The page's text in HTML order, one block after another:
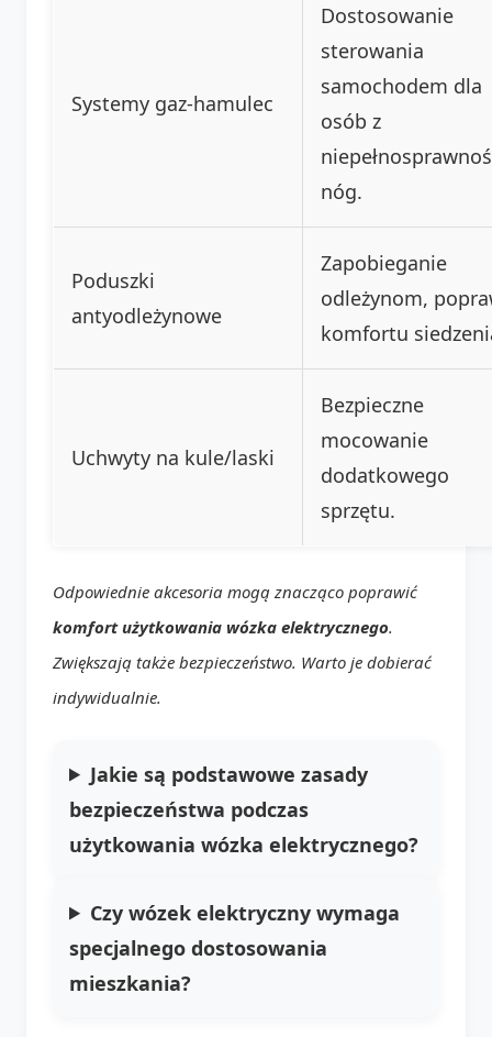
Systemy gaz-hamulec
Dostosowanie
sterowania
samochodem dla
osób z
nóg.
Poduszki
antyodleżynowe
Zapobieganie
odleżynom,
komfortu
Uchwyty na kule/laski
Bezpieczne
mocowanie
dodatkowego
sprzętu.
Odpowiednie akcesoria mogą znacząco poprawić
komfort użytkowania wózka elektrycznego.
Zwiększają także bezpieczeństwo. Warto je dobierać
indywidualnie.
Jakie są podstawowe zasady
bezpieczeństwa podczas
użytkowania wózka elektrycznego?
Czy wózek elektryczny wymaga
specjalnego dostosowania
mieszkania?